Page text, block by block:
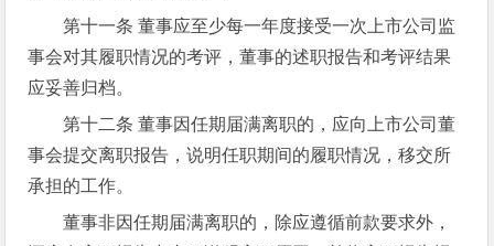
第十一条 董事应至少每一年度接受一次上市公司监
事会对其履职情况的考评，董事的述职报告和考评结果
应妥善归档。
第十二条 董事因任期届满离职的，应向上市公司董
事会提交离职报告，说明任职期间的履职情况，移交所
承担的工作。
董事非因任期届满离职的，除应遵循前款要求外，